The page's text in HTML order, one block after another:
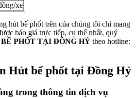
xe
hút bể phốt trên của chúng tôi chỉ mang
báo giá trực tiếp, cụ thể nhất, quý
PHỐT TẠI ĐỒNG HỶ theo hotline:
Hút bể phốt tại Đồng Hỷ
trong thông tin dịch vụ